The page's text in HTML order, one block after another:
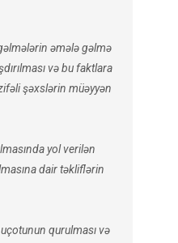
əmələ gəlmə
və bu faktlara
şəxslərin müəyyən
yol verilən
dair təkliflərin
qurulması və